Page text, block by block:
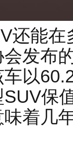
还能
发布
以
保
着几